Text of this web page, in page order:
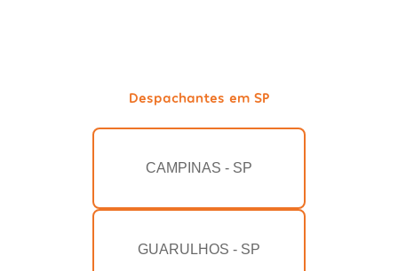
Despachantes em SP
CAMPINAS - SP
GUARULHOS - SP